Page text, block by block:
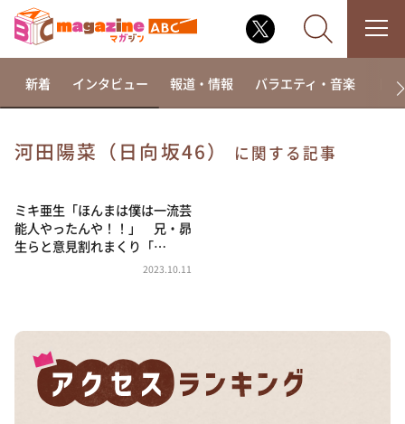
相席食堂
これ余談なんですけど・・・
～人生密着トークバラエティ！～ やすとものいたっ
河合＆A.B.C-Z塚田×福井アナ「なんでやねん！？」
（news おかえり）
DAIGOも台所 ～きょうの献立 何にする？～
新着 インタビュー 報道・情報 バラエティ・音楽 ド
河田陽菜（日向坂46） に関する記事
ミキ亜生「ほんまは僕は一流芸
能人やったんや！！」 兄・昴
生らと意見割れまくり「…
2023.10.11